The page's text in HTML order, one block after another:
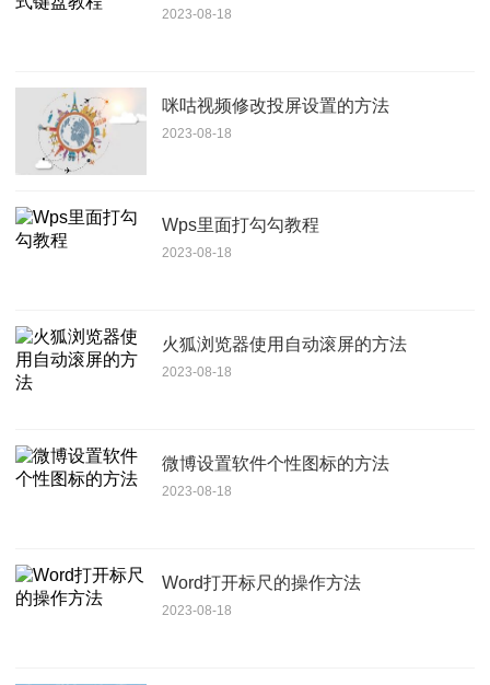
2023-08-18
咪咕视频修改投屏设置的方法
2023-08-18
Wps里面打勾勾教程
2023-08-18
火狐浏览器使用自动滚屏的方法
2023-08-18
微博设置软件个性图标的方法
2023-08-18
Word打开标尺的操作方法
2023-08-18